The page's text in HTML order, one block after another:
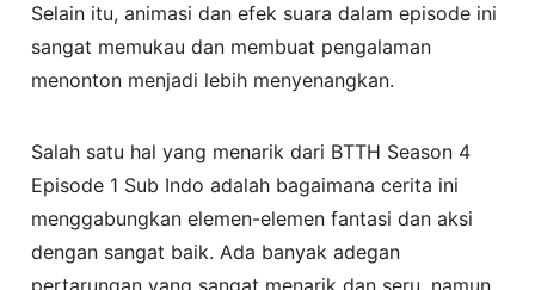
Selain itu, animasi dan efek suara dalam episode ini
sangat memukau dan membuat pengalaman
menonton menjadi lebih menyenangkan.
Salah satu hal yang menarik dari BTTH Season 4
Episode 1 Sub Indo adalah bagaimana cerita ini
menggabungkan elemen-elemen fantasi dan aksi
dengan sangat baik. Ada banyak adegan
pertarungan yang sangat menarik dan seru, namun